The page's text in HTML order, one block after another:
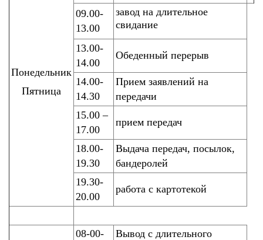
Понедельник
Пятница
09.00-
13.00
завод на длительное
свидание
13.00-
14.00
Обеденный перерыв
14.00-
14.30
Прием заявлений на
передачи
15.00 –
17.00
прием передач
18.00-
19.30
Выдача передач, посылок,
бандеролей
19.30-
20.00
работа с картотекой
08-00-
Вывод с длительного